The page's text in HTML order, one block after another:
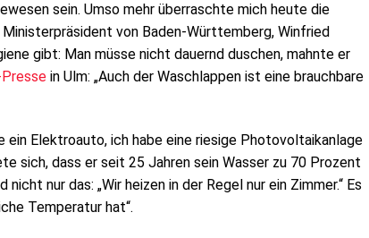
sein. Umso mehr überraschte mich heute die
von Baden-Württemberg, Winfried
gibt: Man müsse nicht dauernd duschen, mahnte er
in Ulm: „Auch der Waschlappen ist eine brauchbare
Elektroauto, ich habe eine riesige Photovoltaikanlage
sich, dass er seit 25 Jahren sein Wasser zu 70 Prozent
nur das: „Wir heizen in der Regel nur ein Zimmer.“ Es
Temperatur hat“.